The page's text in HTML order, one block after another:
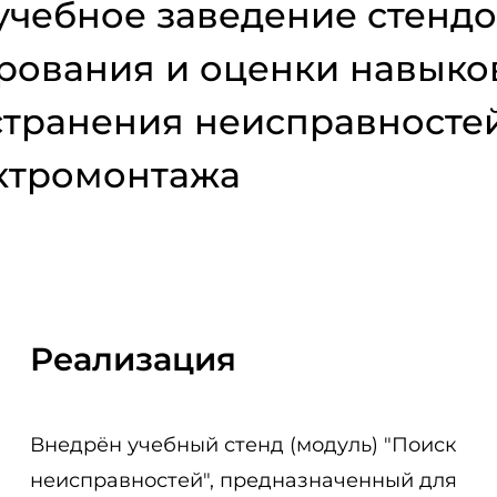
заведение
и оценки
Реализация
Внедрён учебный стенд (модуль) "Поиск
неисправностей", предназначенный для